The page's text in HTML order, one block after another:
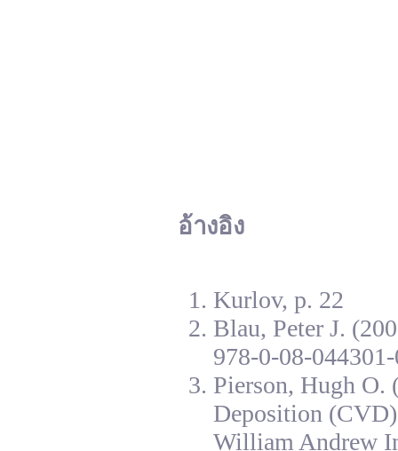
อ้างอิง
Kurlov, p. 22
Blau, Peter J.
978-0-08-
Pierson, Hugh O.
Deposition
William Andrew